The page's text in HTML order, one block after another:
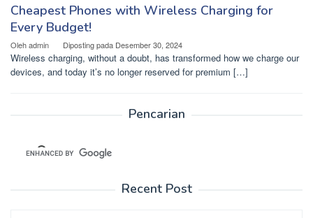
Cheapest Phones with Wireless Charging for
Every Budget!
Olehadmin Diposting pada Desember 30, 2024
Wireless charging, without a doubt, has transformed how we charge our
devices, and today it’s no longer reserved for premium […]
Pencarian
Recent Post